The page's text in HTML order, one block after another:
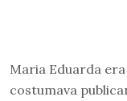
Maria Eduarda
costumava